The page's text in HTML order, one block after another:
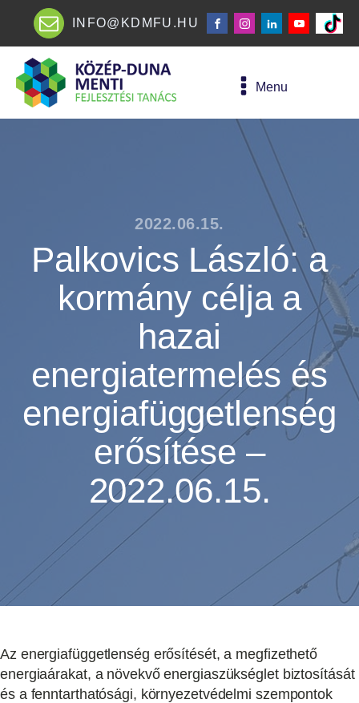
INFO@KDMFU.HU
Menu
2022.06.15.
Palkovics László: a
kormány célja a
hazai
energiatermelés és
energiafüggetlenség
erősítése –
2022.06.15.
Az energiafüggetlenség erősítését, a megfizethető
energiaárakat, a növekvő energiaszükséglet biztosítását
és a fenntarthatósági, környezetvédelmi szempontok